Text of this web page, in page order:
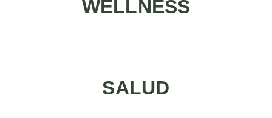
WELLNESS
SALUD